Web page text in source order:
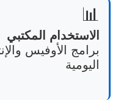
📊
الاستخدام المكتبي
برامج الأوفيس
اليومية